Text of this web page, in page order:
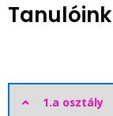
Tanulóink
1.a osztály